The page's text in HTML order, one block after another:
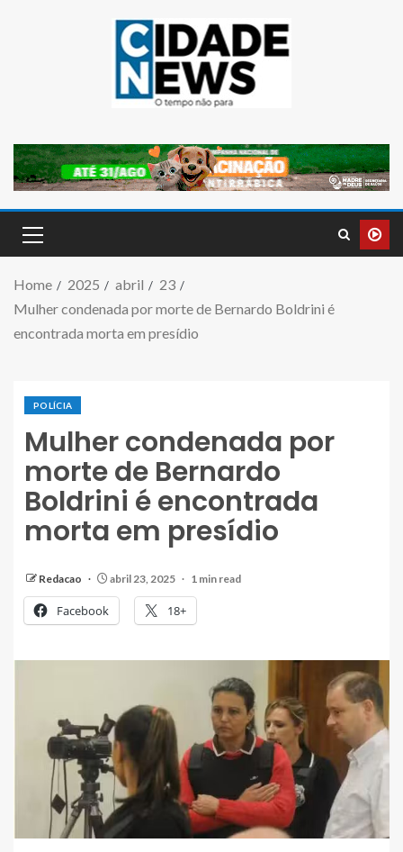
Home 2025 abril
23
Mulher condenada por morte de Bernardo Boldrini é
encontrada morta em presídio
POLÍCIA
Mulher condenada por
morte de Bernardo
Boldrini é encontrada
morta em presídio
Redacao abril 23, 2025 1 min read
Facebook 18+